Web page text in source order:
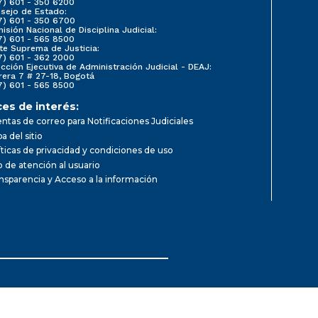
601 - 350 6200
de Estado:
601 - 350 6700
Nacional de Disciplina Judicial:
601 - 565 8500
Suprema de Justicia:
601 - 362 2000
Ejecutiva de Administración Judicial - DEAJ:
7 # 27-18, Bogotá
601 - 565 8500
de interés:
de correo para Notificaciones Judiciales
del sitio
de privacidad y condiciones de uso
de atención al usuario
y Acceso a la información